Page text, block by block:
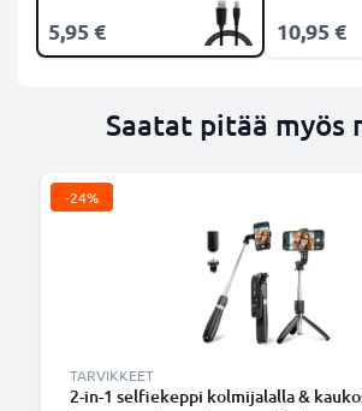
5,95 € 10,95 €
Saatat pitää myös
-24%
TARVIKKEET
2-in-1 selfiekeppi kolmijalalla &